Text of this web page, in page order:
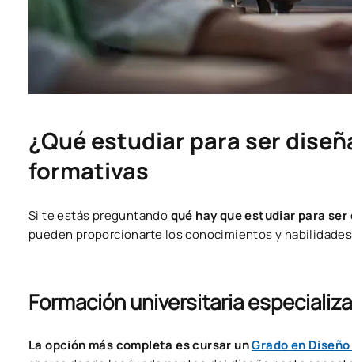
¿Qué estudiar para ser
formativas
Si te estás preguntandoqué hay que estudiar para
pueden proporcionarte los conocimientos y
Formación universitaria
La opción más completa es cursar unGrado en